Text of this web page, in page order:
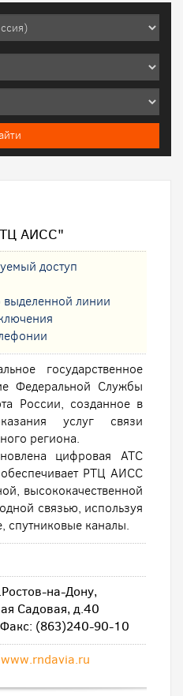
АИСС"
доступ
выделенной линии
государственное
Федеральной Службы
России, созданное в
услуг связи
региона.
цифровая АТС
РТЦ АИСС
высококачественной
связью, используя
спутниковые каналы.
на-Дону,
Садовая, д.40
(863)240-90-10